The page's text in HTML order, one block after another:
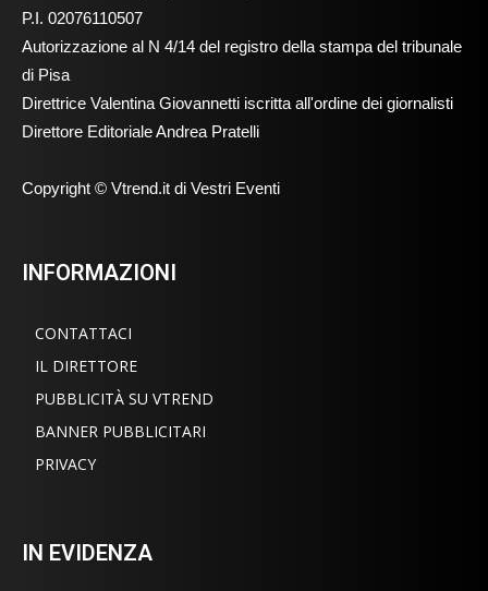
P.I. 02076110507
Autorizzazione al N 4/14 del registro della stampa del tribunale
di Pisa
Direttrice Valentina Giovannetti iscritta all'ordine dei giornalisti
Direttore Editoriale Andrea Pratelli
Copyright © Vtrend.it di Vestri Eventi
INFORMAZIONI
CONTATTACI
IL DIRETTORE
PUBBLICITÀ SU VTREND
BANNER PUBBLICITARI
PRIVACY
IN EVIDENZA